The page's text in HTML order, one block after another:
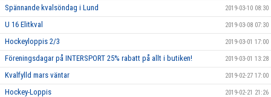
Spännande kvalsöndag i Lund 2019-03-10 08:30
U 16 Elitkval 2019-03-08 07:30
Hockeyloppis 2/3 2019-03-01 17:00
Föreningsdagar på INTERSPORT 25% rabatt på allt i butiken! 2019-03-01 13:28
Kvalfylld mars väntar 2019-02-27 17:00
Hockey-Loppis 2019-02-21 21:26